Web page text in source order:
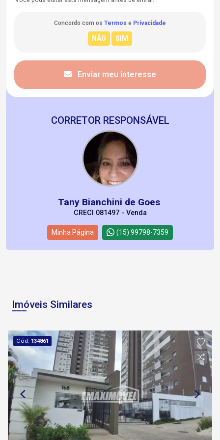
Concordo com os Termos e Privacidade
Enviar meu interesse
CORRETOR RESPONSÁVEL
Tany Bianchini de Goes
CRECI 081497 - Venda
Minha Página (15) 99798-7359
Imóveis Similares
Cód. 134861